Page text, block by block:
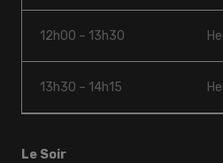
12h00 – 13h30
13h30 – 14h15
Le Soir